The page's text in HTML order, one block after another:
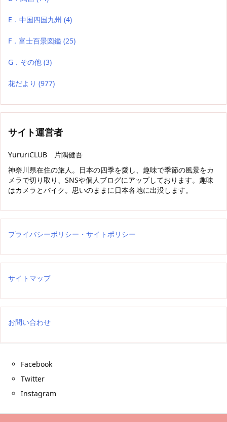
E．中国四国九州 (4)
F．富士百景図鑑 (25)
G．その他 (3)
花だより (977)
サイト運営者
YururiCLUB 片隅健吾
神奈川県在住の旅人。日本の四季を愛し、趣味で季節の風景をカ
メラで切り取り、SNSや個人ブログにアップしております。趣味
はカメラとバイク。思いのままに日本各地に出没します。
プライバシーポリシー・サイトポリシー
サイトマップ
お問い合わせ
Facebook
Twitter
Instagram